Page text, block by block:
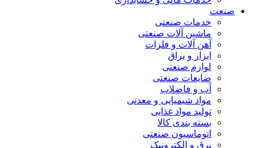
صنعت
خدمات صنعتی
ماشین آلات صنعتی
آهن آلات و فلزات
ابزار و یراق
لوازم صنعتی
ضایعات صنعتی
آب و فاضلاب
مواد شیمیایی و معدنی
تولید مواد غذایی
بسته بندی کالا
اتوماسیون صنعتی
برق و الکترونیک